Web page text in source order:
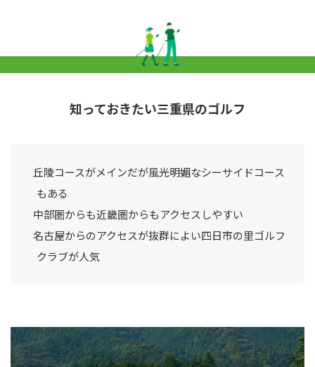
知っておきたい三重県のゴルフ
丘陵コースがメインだが風光明媚なシーサイドコース
もある
中部圏からも近畿圏からもアクセスしやすい
名古屋からのアクセスが抜群によい四日市の里ゴルフ
クラブが人気